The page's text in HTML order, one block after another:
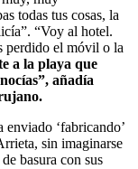
todas tus cosas, la
“Voy al hotel.
perdido el móvil o la
a la playa que
añadía
‘fabricando’
sin imaginarse
basura con sus